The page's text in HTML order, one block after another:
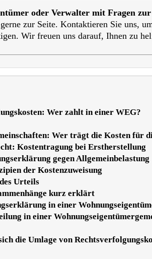
oder Verwalter mit Fragen
zur Seite. Kontaktieren Sie uns,
Wir freuen uns darauf, Ihnen zu
Wer zahlt in einer WEG?
Wer trägt die Kosten für
Kostentragung bei Erstherstellung
gegen Allgemeinbelastung
der Kostenzuweisung
Urteils
kurz erklärt
in einer
in einer
die Umlage von